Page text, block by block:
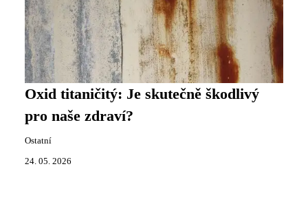
Oxid titaničitý: Je skutečně škodlivý
pro naše zdraví?
Ostatní
24. 05. 2026